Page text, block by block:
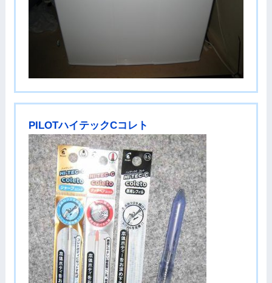
PILOTハイテックCコレト